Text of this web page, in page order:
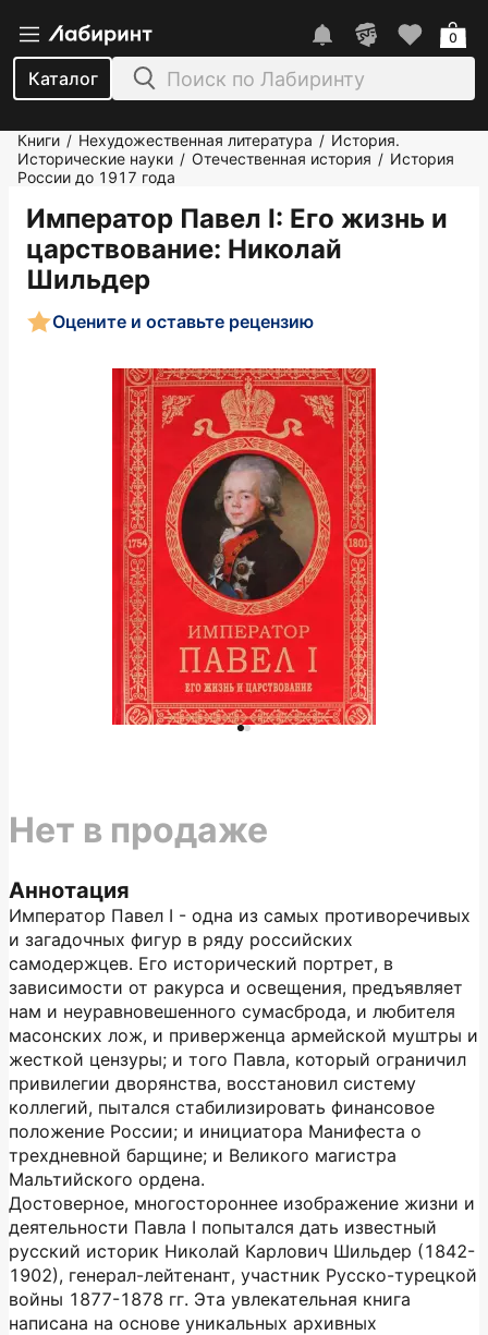
Каталог
0
Книги / Нехудожественная литература / История.
Исторические науки / Отечественная история / История
России до 1917 года
Император Павел I: Его жизнь и
царствование: Николай
Шильдер
Оцените и оставьте рецензию
Аннотация
Император Павел I - одна из самых противоречивых
и загадочных фигур в ряду российских
самодержцев. Его исторический портрет, в
зависимости от ракурса и освещения, предъявляет
нам и неуравновешенного сумасброда, и любителя
масонских лож, и приверженца армейской муштры и
жесткой цензуры; и того Павла, который ограничил
привилегии дворянства, восстановил систему
коллегий, пытался стабилизировать финансовое
положение России; и инициатора Манифеста о
трехдневной барщине; и Великого магистра
Мальтийского ордена.
Достоверное, многостороннее изображение жизни и
деятельности Павла I попытался дать известный
русский историк Николай Карлович Шильдер (1842-
1902), генерал-лейтенант, участник Русско-турецкой
войны 1877-1878 гг. Эта увлекательная книга
написана на основе уникальных архивных
Нет в продаже